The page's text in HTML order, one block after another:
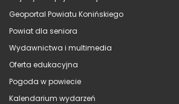
Geoportal Powiatu Konińskiego
Powiat dla seniora
Wydawnictwa i multimedia
Oferta edukacyjna
Pogoda w powiecie
Kalendarium wydarzeń